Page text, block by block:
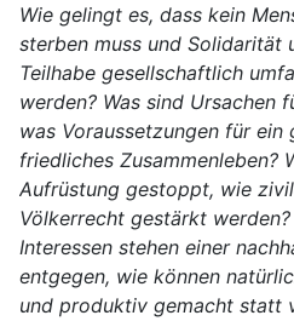
Wie gelingt es, dass kein
sterben muss und Solidarität
Teilhabe gesellschaftlich
werden? Was sind Ursachen
was Voraussetzungen für ein
friedliches Zusammenleben?
Aufrüstung gestoppt, wie
Völkerrecht gestärkt
Interessen stehen einer
entgegen, wie können
und produktiv gemacht statt